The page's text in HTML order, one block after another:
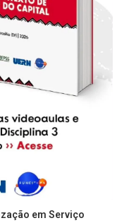
em Serviço